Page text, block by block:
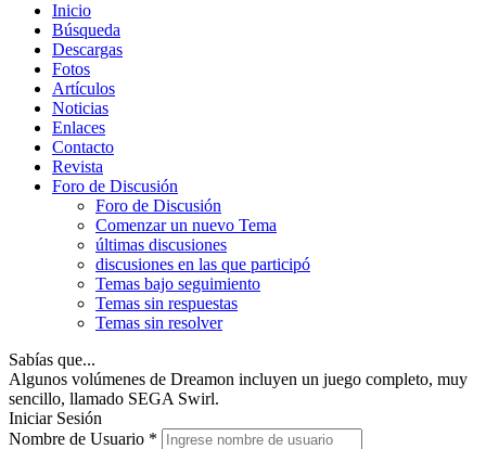
Inicio
Búsqueda
Descargas
Fotos
Artículos
Noticias
Enlaces
Contacto
Revista
Foro de Discusión
Foro de Discusión
Comenzar un nuevo Tema
últimas discusiones
discusiones en las que participó
Temas bajo seguimiento
Temas sin respuestas
Temas sin resolver
Sabías que...
Algunos volúmenes de Dreamon incluyen un juego completo, muy
sencillo, llamado SEGA Swirl.
Iniciar Sesión
Nombre de Usuario *